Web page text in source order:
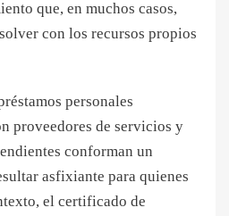
que, en muchos casos,
con los recursos propios
personales
proveedores de servicios y
conforman un
asfixiante para quienes
el certificado de